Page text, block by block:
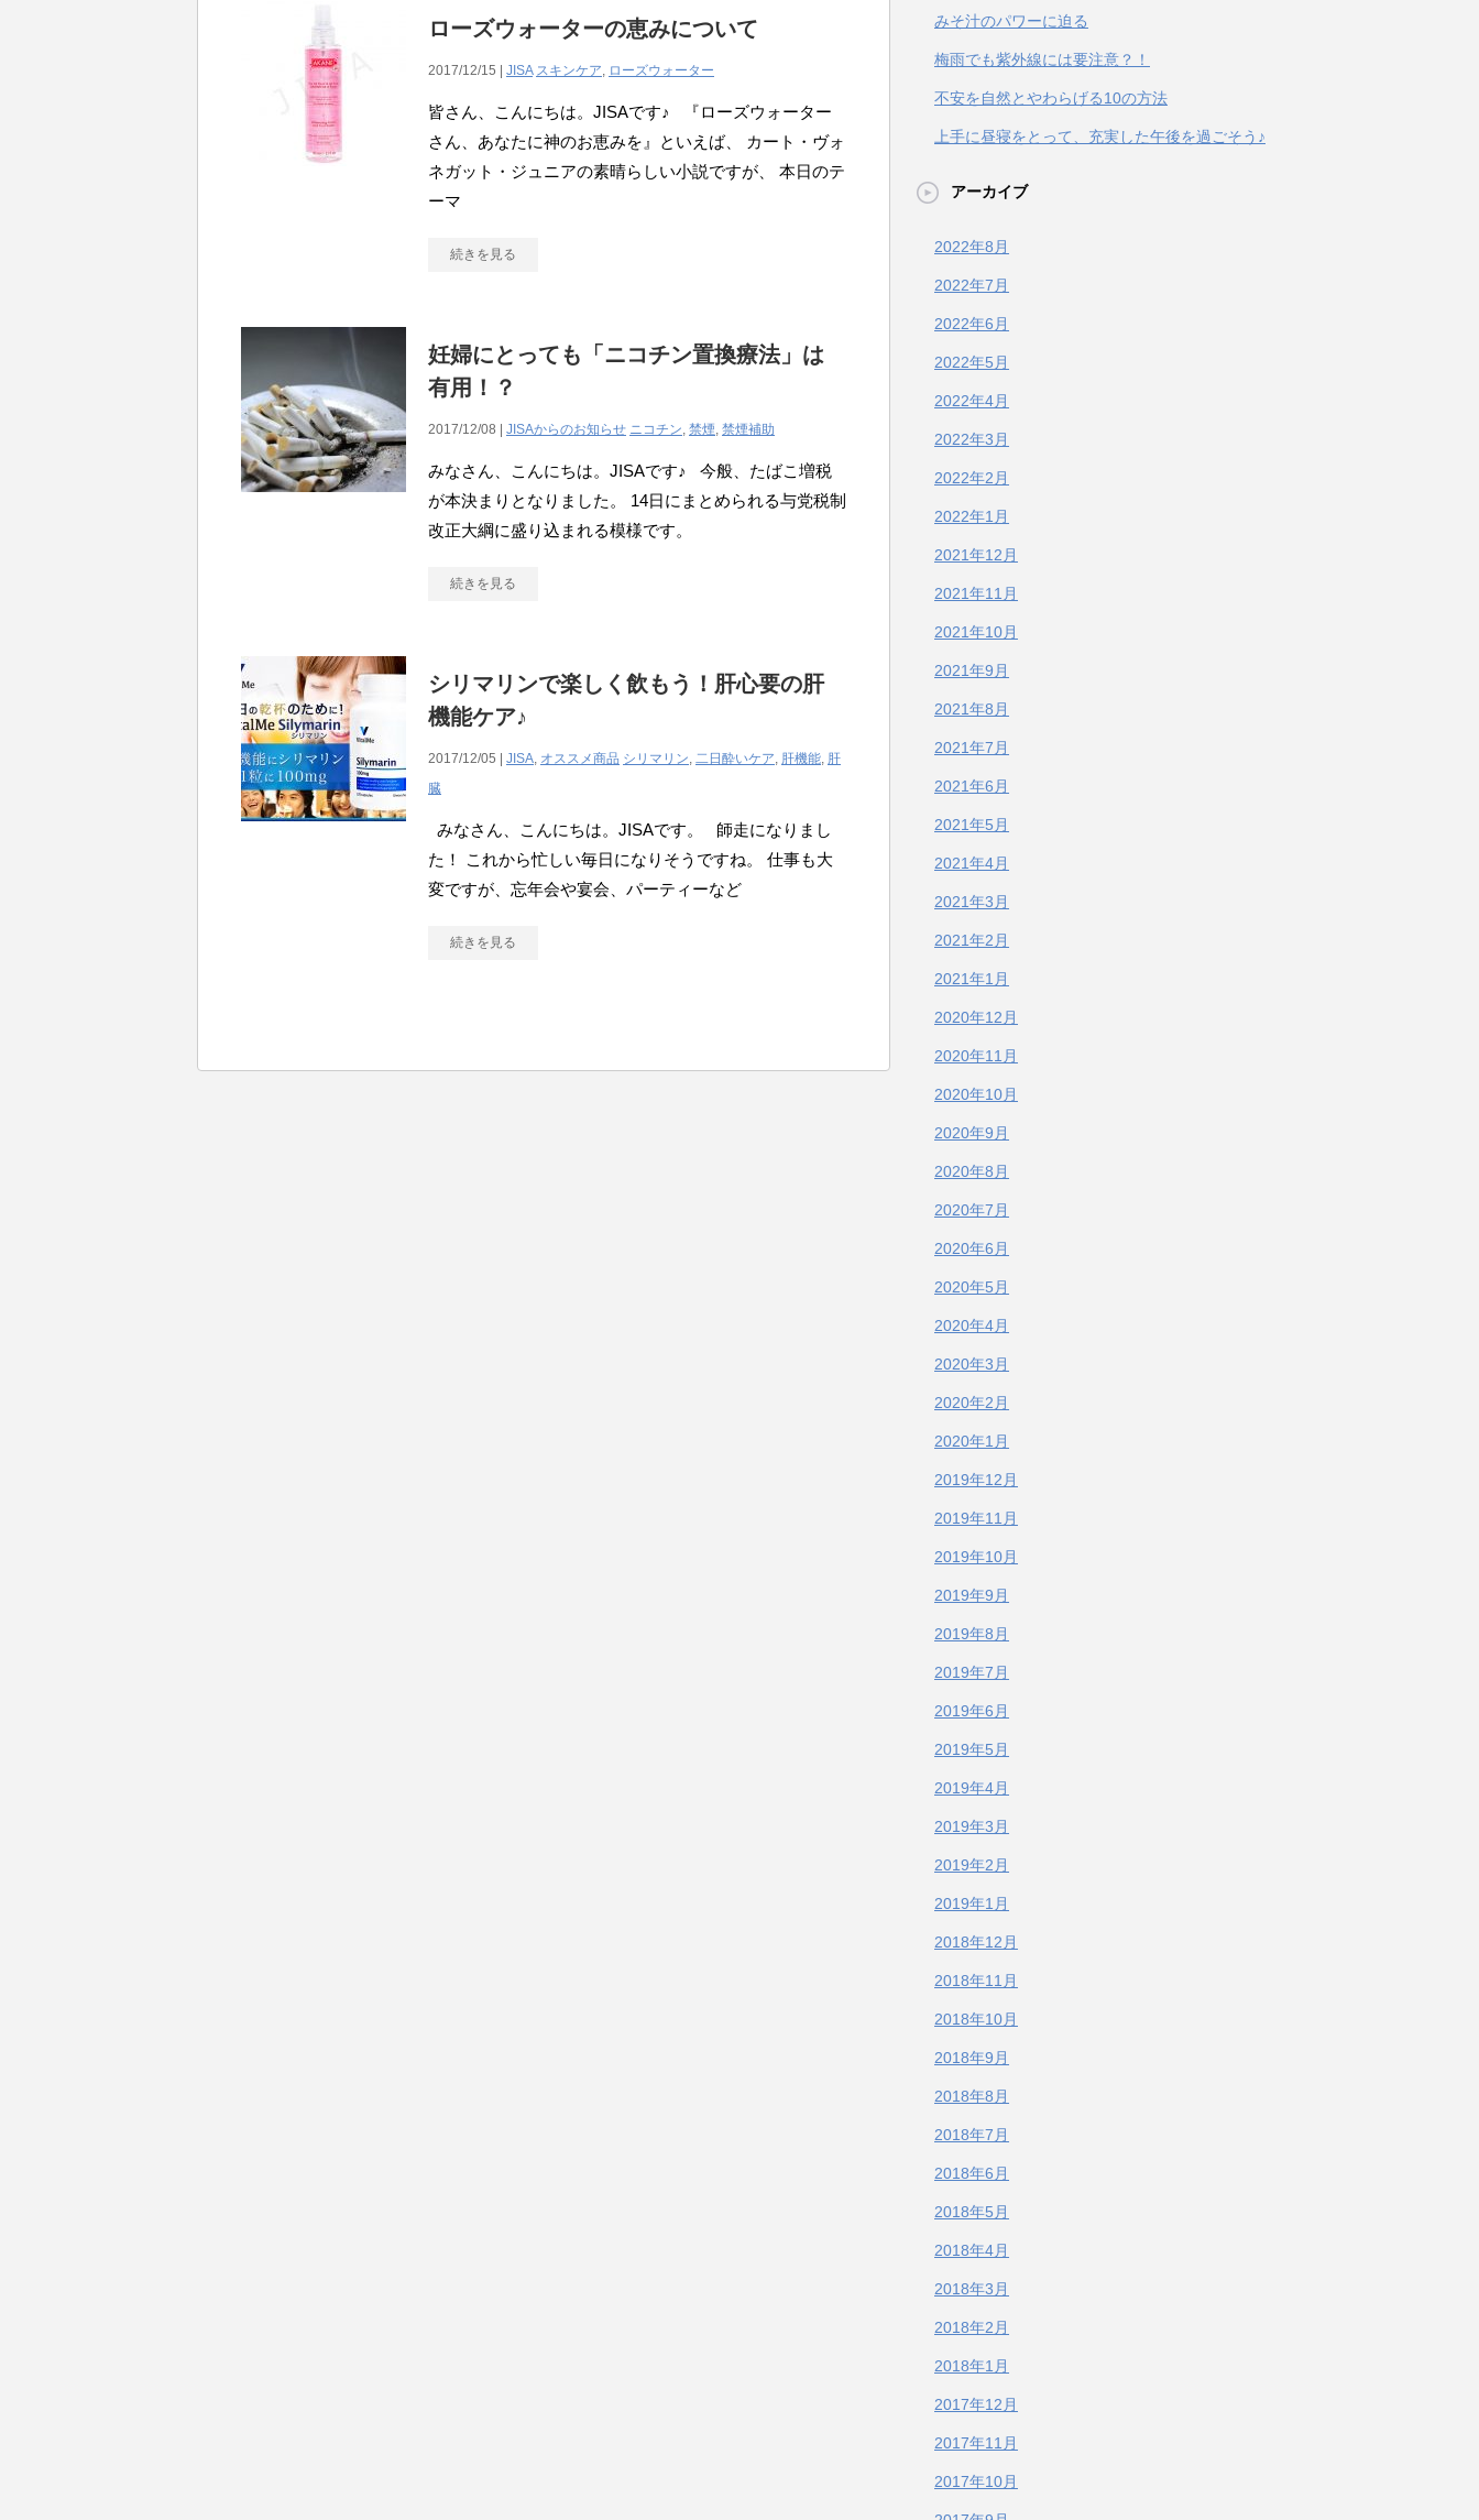
ローズウォーターの恵みについて
2017/12/15 | JISA スキンケア, ローズウォーター
皆さん、こんにちは。JISAです♪ 『ローズウォーター
さん、あなたに神のお恵みを』といえば、 カート・ヴォ
ネガット・ジュニアの素晴らしい小説ですが、 本日のテ
ーマ
続きを見る
妊婦にとっても「ニコチン置換療法」は
有用！？
2017/12/08 | JISAからのお知らせ ニコチン, 禁煙, 禁煙補助
みなさん、こんにちは。JISAです♪ 今般、たばこ増税
が本決まりとなりました。 14日にまとめられる与党税制
改正大綱に盛り込まれる模様です。
続きを見る
シリマリンで楽しく飲もう！肝心要の肝
機能ケア♪
2017/12/05 | JISA, オススメ商品 シリマリン, 二日酔いケア, 肝機能, 肝
臓
みなさん、こんにちは。JISAです。 師走になりまし
た！ これから忙しい毎日になりそうですね。 仕事も大
変ですが、忘年会や宴会、パーティーなど
続きを見る
みそ汁のパワーに迫る
梅雨でも紫外線には要注意？！
不安を自然とやわらげる10の方法
上手に昼寝をとって、充実した午後を過ごそう♪
アーカイブ
2022年8月
2022年7月
2022年6月
2022年5月
2022年4月
2022年3月
2022年2月
2022年1月
2021年12月
2021年11月
2021年10月
2021年9月
2021年8月
2021年7月
2021年6月
2021年5月
2021年4月
2021年3月
2021年2月
2021年1月
2020年12月
2020年11月
2020年10月
2020年9月
2020年8月
2020年7月
2020年6月
2020年5月
2020年4月
2020年3月
2020年2月
2020年1月
2019年12月
2019年11月
2019年10月
2019年9月
2019年8月
2019年7月
2019年6月
2019年5月
2019年4月
2019年3月
2019年2月
2019年1月
2018年12月
2018年11月
2018年10月
2018年9月
2018年8月
2018年7月
2018年6月
2018年5月
2018年4月
2018年3月
2018年2月
2018年1月
2017年12月
2017年11月
2017年10月